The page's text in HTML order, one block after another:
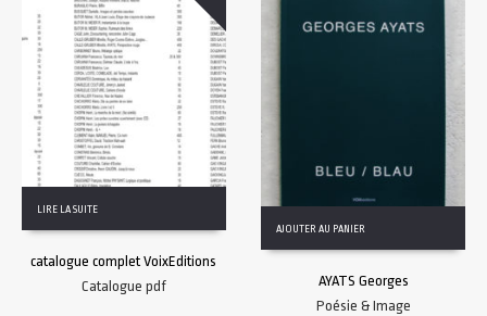
LIRE LA SUITE
catalogue complet VoixEditions
Catalogue pdf
AJOUTER AU PANIER
AYATS Georges
Poésie & Image